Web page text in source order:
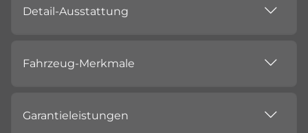
Detail-Ausstattung
Fahrzeug-Merkmale
Garantieleistungen